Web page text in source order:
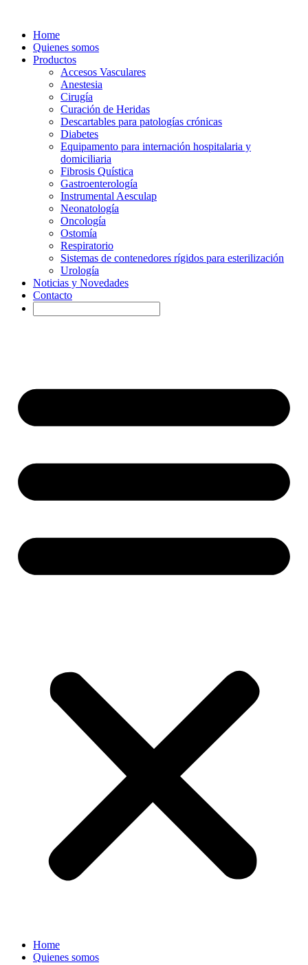
Home
Quienes somos
Productos
Accesos Vasculares
Anestesia
Cirugía
Curación de Heridas
Descartables para patologías crónicas
Diabetes
Equipamento para internación hospitalaria y
domiciliaria
Fibrosis Quística
Gastroenterología
Instrumental Aesculap
Neonatología
Oncología
Ostomía
Respiratorio
Sistemas de contenedores rígidos para esterilización
Urología
Noticias y Novedades
Contacto
Home
Quienes somos